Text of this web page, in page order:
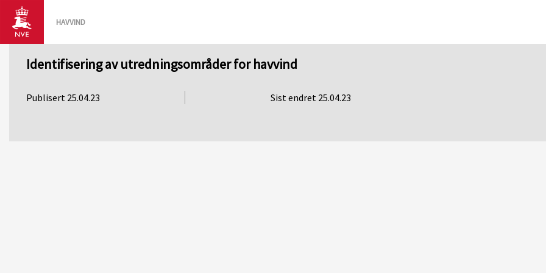
HAVVIND
Identifisering av utredningsområder for havvind
Publisert 25.04.23 Sist endret 25.04.23